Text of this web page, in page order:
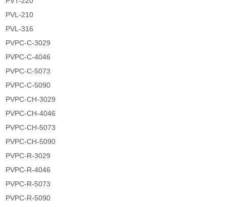
PVL-210
PVL-316
PVPC-C-3029
PVPC-C-4046
PVPC-C-5073
PVPC-C-5090
PVPC-CH-3029
PVPC-CH-4046
PVPC-CH-5073
PVPC-CH-5090
PVPC-R-3029
PVPC-R-4046
PVPC-R-5073
PVPC-R-5090